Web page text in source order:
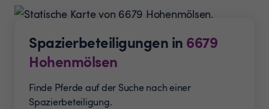
Spazierbeteiligungen in 6679
Hohenmölsen
Finde Pferde auf der Suche nach einer
Spazierbeteiligung.